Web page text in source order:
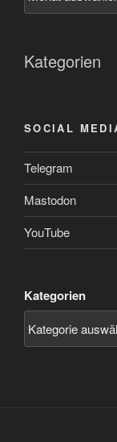
Kategorien
SOCIAL
Telegram
Mastodon
YouTube
Kategorien